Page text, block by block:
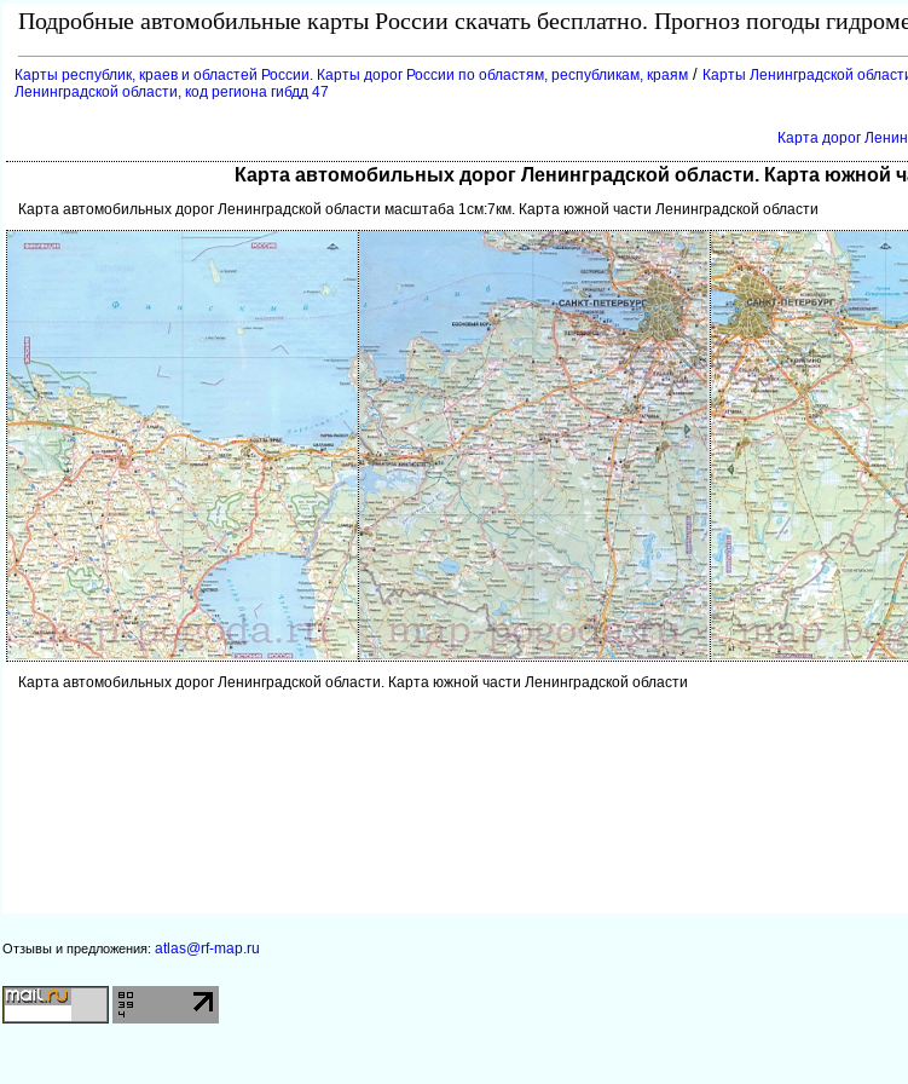
Подробные автомобильные карты России скачать бесплатно. Прогноз погоды
Карты республик, краев и областей России. Карты дорог России по областям, республикам, краям / Карты Ленинградской
Ленинградской области, код региона гибдд 47
Карта дорог
Карта автомобильных дорог Ленинградской области. Карта южной
Карта автомобильных дорог Ленинградской области масштаба 1см:7км. Карта южной части Ленинградской области
Карта автомобильных дорог Ленинградской области. Карта южной части Ленинградской области
Отзывы и предложения: atlas@rf-map.ru